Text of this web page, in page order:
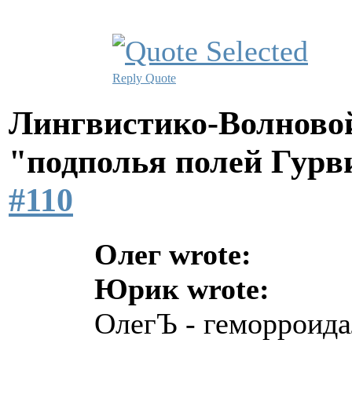
Reply Quote
Лингвистико-
"подполья полей
#110
Олег wrote:
Юрик wrote:
ОлегЪ -